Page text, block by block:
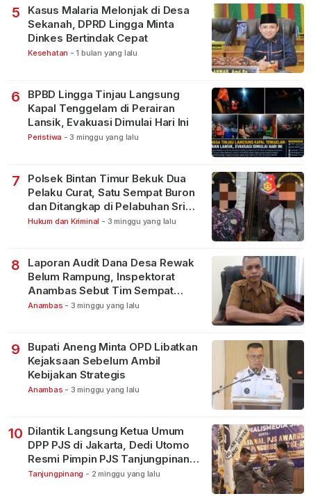
5
Kasus Malaria Melonjak di Desa
Sekanah, DPRD Lingga Minta
Dinkes Bertindak Cepat
Kesehatan - 1 bulan yang lalu
6
BPBD Lingga Tinjau Langsung
Kapal Tenggelam di Perairan
Lansik, Evakuasi Dimulai Hari Ini
Peristiwa - 3 minggu yang lalu
7
Polsek Bintan Timur Bekuk Dua
Pelaku Curat, Satu Sempat Buron
dan Ditangkap di Pelabuhan Sri
Bintan Pura
Hukum dan Kriminal - 3 minggu yang lalu
8
Laporan Audit Dana Desa Rewak
Belum Rampung, Inspektorat
Anambas Sebut Tim Sempat
Terbagi Tangani Kasus Lain
Anambas - 3 minggu yang lalu
9
Bupati Aneng Minta OPD Libatkan
Kejaksaan Sebelum Ambil
Kebijakan Strategis
Anambas - 3 minggu yang lalu
10 Dilantik Langsung Ketua Umum
DPP PJS di Jakarta, Dedi Utomo
Resmi Pimpin PJS Tanjungpinang-
Bintan
Tanjungpinang - 2 minggu yang lalu